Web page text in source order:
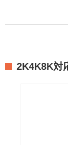
2K4K8K対